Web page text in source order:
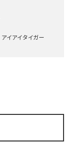
アイアイタイガー